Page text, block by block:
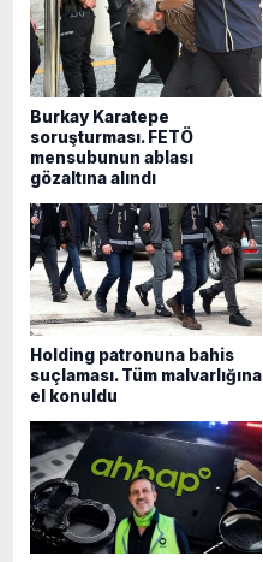
Burkay Karatepe
soruşturması. FETÖ
mensubunun ablası
gözaltına alındı
Holding patronuna bahis
suçlaması. Tüm malvarlığına
el konuldu